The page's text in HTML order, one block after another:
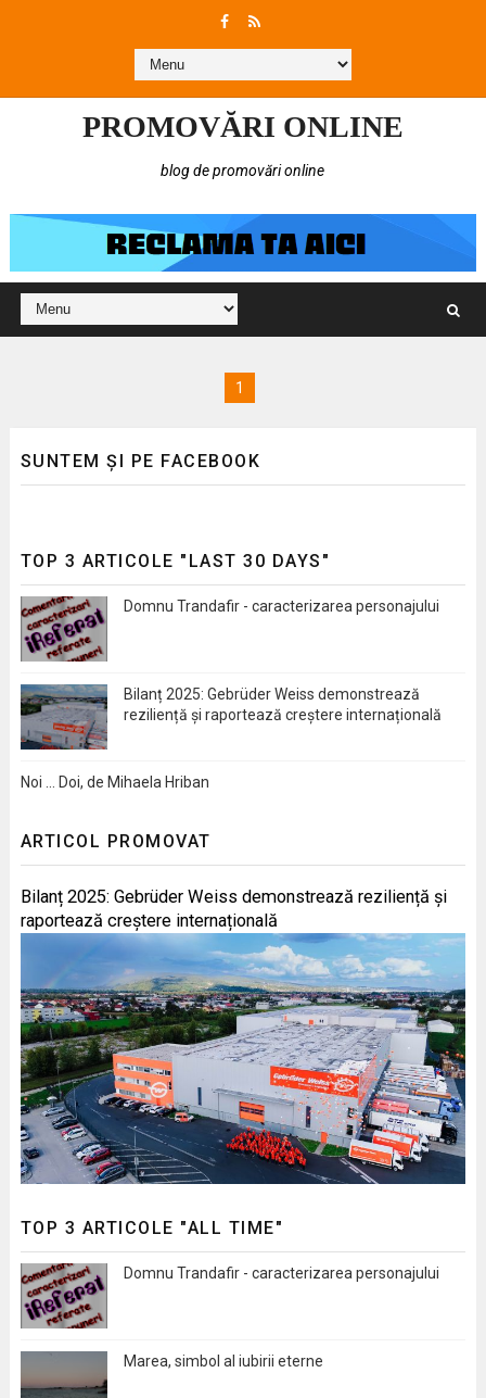
PROMOVĂRI ONLINE
blog de promovări online
1
SUNTEM ȘI PE FACEBOOK
TOP 3 ARTICOLE "LAST 30 DAYS"
Domnu Trandafir - caracterizarea personajului
Bilanț 2025: Gebrüder Weiss demonstrează
reziliență și raportează creștere internațională
Noi … Doi, de Mihaela Hriban
ARTICOL PROMOVAT
Bilanț 2025: Gebrüder Weiss demonstrează reziliență și
raportează creștere internațională
TOP 3 ARTICOLE "ALL TIME"
Domnu Trandafir - caracterizarea personajului
Marea, simbol al iubirii eterne